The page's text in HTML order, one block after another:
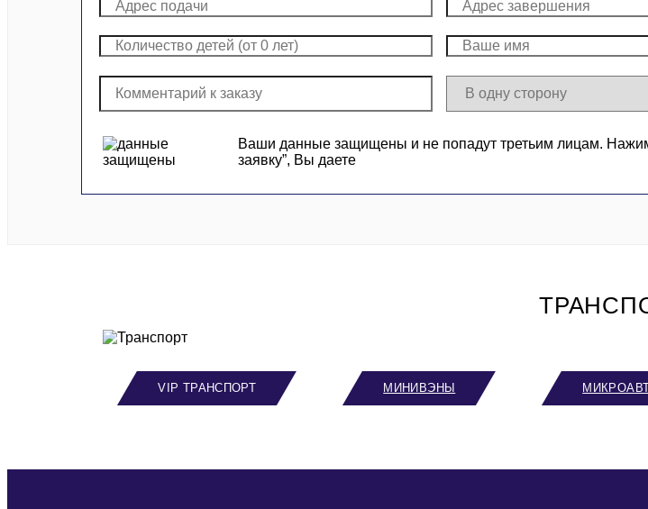
Ваши данные защищены и не попадут третьим лицам.
заявку”, Вы даете
VIP ТРАНСПОРТ МИНИВЭНЫ